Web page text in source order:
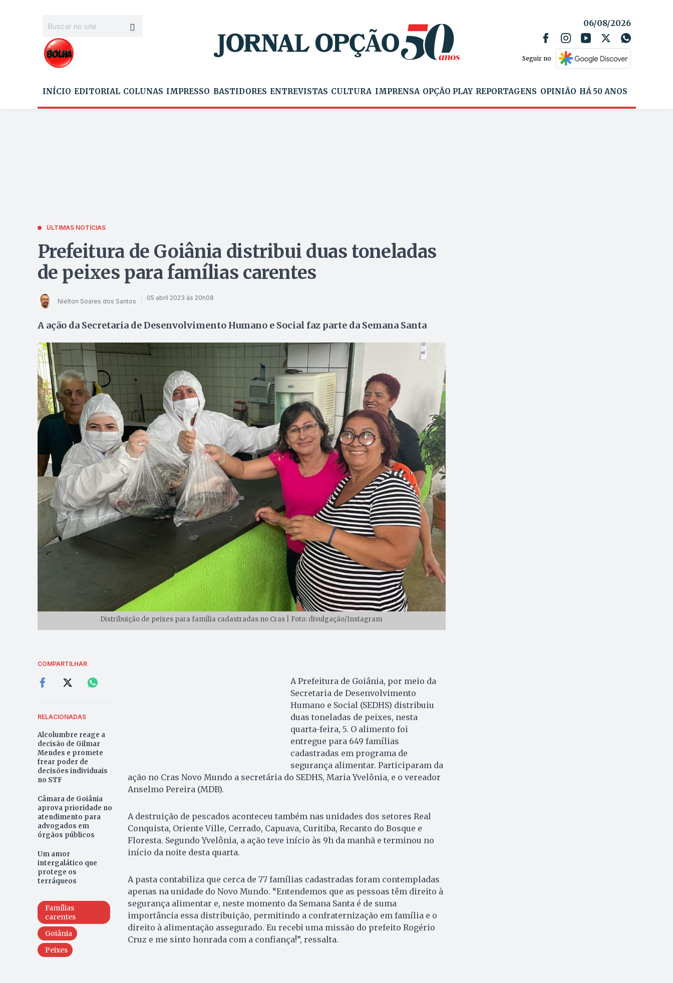
06/08/2026
Seguir no
INÍCIO EDITORIAL COLUNAS IMPRESSO BASTIDORES ENTREVISTAS CULTURA IMPRENSA OPÇÃO PLAY REPORTAGENS OPINIÃO HÁ 50 ANOS
ÚLTIMAS NOTÍCIAS
Prefeitura de Goiânia distribui duas toneladas
de peixes para famílias carentes
Nielton Soares dos Santos 05 abril 2023 às 20h08
A ação da Secretaria de Desenvolvimento Humano e Social faz parte da Semana Santa
Distribuição de peixes para família cadastradas no Cras | Foto: divulgação/Instagram
COMPARTILHAR
RELACIONADAS
Alcolumbre reage a
decisão de Gilmar
Mendes e promete
frear poder de
decisões individuais
no STF
Câmara de Goiânia
aprova prioridade no
atendimento para
advogados em
órgãos públicos
Um amor
intergalático que
protege os
terráqueos
Famílias
carentes
Goiânia
Peixes
A Prefeitura de Goiânia, por meio da
Secretaria de Desenvolvimento
Humano e Social (SEDHS) distribuiu
duas toneladas de peixes, nesta
quarta-feira, 5. O alimento foi
entregue para 649 famílias
cadastradas em programa de
segurança alimentar. Participaram da
ação no Cras Novo Mundo a secretária do SEDHS, Maria Yvelônia, e o vereador
Anselmo Pereira (MDB).
A destruição de pescados aconteceu também nas unidades dos setores Real
Conquista, Oriente Ville, Cerrado, Capuava, Curitiba, Recanto do Bosque e
Floresta. Segundo Yvelônia, a ação teve início às 9h da manhã e terminou no
início da noite desta quarta.
A pasta contabiliza que cerca de 77 famílias cadastradas foram contempladas
apenas na unidade do Novo Mundo. “Entendemos que as pessoas têm direito à
segurança alimentar e, neste momento da Semana Santa é de suma
importância essa distribuição, permitindo a confraternização em família e o
direito à alimentação assegurado. Eu recebi uma missão do prefeito Rogério
Cruz e me sinto honrada com a confiança!”, ressalta.